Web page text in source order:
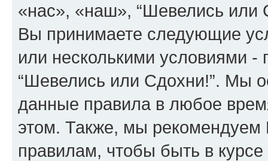
«нас», «наш», “Шевелись или
Вы принимаете следующие
или несколькими условиями
“Шевелись или Сдохни!”. Мы
данные правила в любое
этом. Также, мы рекомендуем
правилам, чтобы быть в